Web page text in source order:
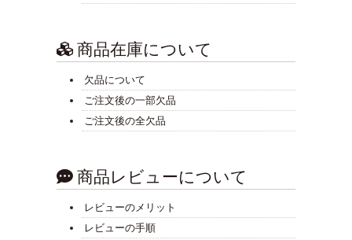
商品在庫について
欠品について
ご注文後の一部欠品
ご注文後の全欠品
商品レビューについて
レビューのメリット
レビューの手順